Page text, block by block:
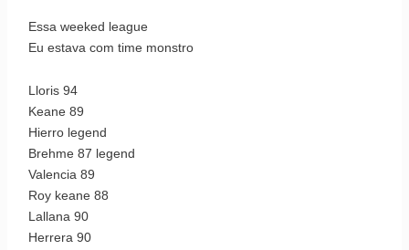
Essa weeked league
Eu estava com time monstro
Lloris 94
Keane 89
Hierro legend
Brehme 87 legend
Valencia 89
Roy keane 88
Lallana 90
Herrera 90